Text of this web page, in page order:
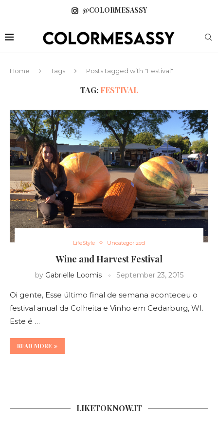
@COLORMESASSY
Home Tags Posts tagged with "Festival"
TAG: FESTIVAL
LifeStyle Uncategorized
Wine and Harvest Festival
by Gabrielle Loomis September 23, 2015
Oi gente, Esse último final de semana aconteceu o
festival anual da Colheita e Vinho em Cedarburg, WI.
Este é …
READ MORE
LIKETOKNOW.IT